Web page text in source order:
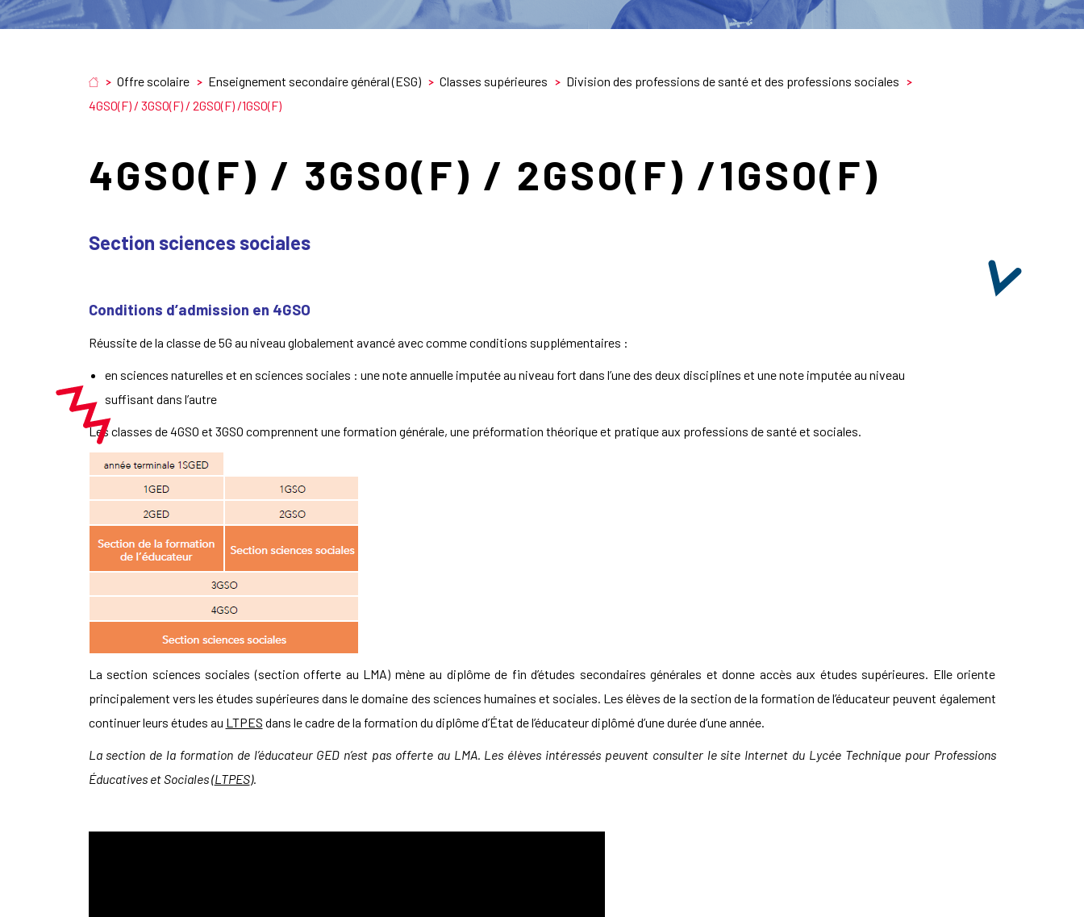
Offre scolaire Enseignement secondaire général (ESG) Classes supérieures
Division des professions de santé et des professions sociales
4GSO(F) / 3GSO(F) / 2GSO(F) /1GSO(F)
4GSO(F) / 3GSO(F) / 2GSO(F) /1GSO(F)
Section sciences sociales
Conditions d’admission en 4GSO
Réussite de la classe de 5G au niveau globalement avancé avec comme conditions supplémentaires :
en sciences naturelles et en sciences sociales : une note annuelle imputée au niveau fort dans l’une des deux disciplines et une note imputée au niveau
suffisant dans l’autre
Les classes de 4GSO et 3GSO comprennent une formation générale, une préformation théorique et pratique aux professions de santé et sociales.
La section sciences sociales (section offerte au LMA) mène au diplôme de fin d’études secondaires générales et donne accès aux études supérieures. Elle oriente
principalement vers les études supérieures dans le domaine des sciences humaines et sociales. Les élèves de la section de la formation de l’éducateur peuvent également
continuer leurs études au LTPES dans le cadre de la formation du diplôme d’État de l’éducateur diplômé d’une durée d’une année.
La section de la formation de l’éducateur GED n’est pas offerte au LMA. Les élèves intéressés peuvent consulter le site Internet du Lycée Technique pour Professions
Éducatives et Sociales(LTPES).